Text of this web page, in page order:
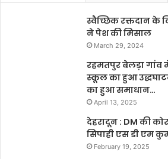
स्वैच्छिक रक्तदान के
ने पेश की मिसाल
March 29, 2024
रहमतपुर बेलड़ा
स्कूल का हुआ
का हुआ समाधान…
April 13, 2025
देहरादून : DM की
सिपाही एस डी एम
February 19, 2025